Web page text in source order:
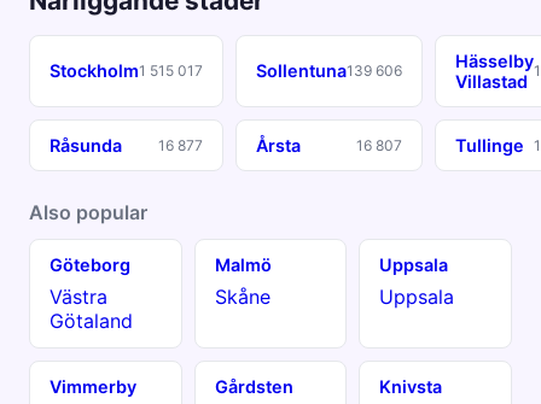
Stockholm1 515 017 Sollentuna139 606
Hässelby
Villastad
Råsunda 16 877 Årsta 16 807 Tullinge
Also popular
Göteborg
Västra
Götaland
Malmö
Skåne
Uppsala
Uppsala
Vimmerby Gårdsten Knivsta